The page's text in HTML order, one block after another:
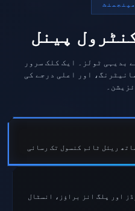
پینل
بدیہی ٹولز۔ ایک کلک سرور
اور اعلی درجے کی
ریئل ٹائم کنسول تک رسائی
اور پلگ انز براؤز، انسٹال